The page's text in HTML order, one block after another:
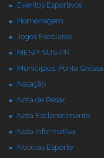
Eventos Esportivos
Homenagem
Jogos Escolares
MENP-SUS-PR
Municipios: Ponta Grossa
Natação
Nota de Pesar
Nota Esclarecimento
Nota Informativa
Noticias Esporte